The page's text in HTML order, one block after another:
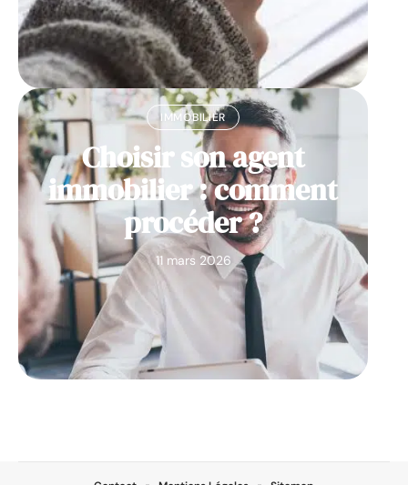
IMMOBILIER
Choisir son agent
immobilier : comment
procéder ?
11 mars 2026